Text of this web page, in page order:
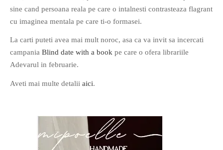
DESCARCĂ!
sine cand persoana reala pe care o intalnesti contrasteaza flagrant
cu imaginea mentala pe care ti-o formasei.
La carti puteti avea mai mult noroc, asa ca va invit sa incercati
campania Blind date with a book pe care o ofera librariile
Adevarul in februarie.
Aveti mai multe detalii aici.